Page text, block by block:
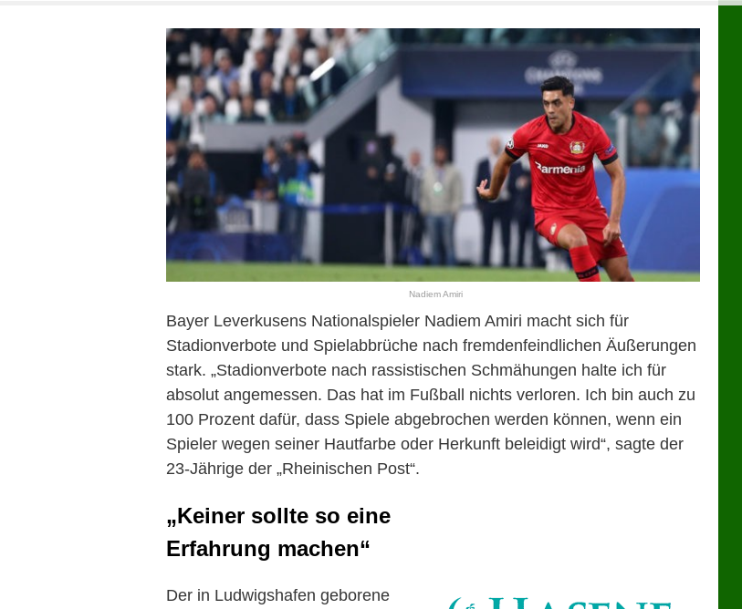
Nadiem Amiri
Bayer Leverkusens Nationalspieler Nadiem Amiri macht sich für
Stadionverbote und Spielabbrüche nach fremdenfeindlichen Äußerungen
stark. „Stadionverbote nach rassistischen Schmähungen halte ich für
absolut angemessen. Das hat im Fußball nichts verloren. Ich bin auch zu
100 Prozent dafür, dass Spiele abgebrochen werden können, wenn ein
Spieler wegen seiner Hautfarbe oder Herkunft beleidigt wird“, sagte der
23-Jährige der „Rheinischen Post“.
„Keiner sollte so eine
Erfahrung machen“
Der in Ludwigshafen geborene